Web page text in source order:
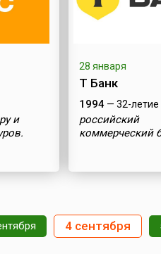
и
28 января
Т Банк
1994 — 32-летие
российский
коммерческий
4 сентября